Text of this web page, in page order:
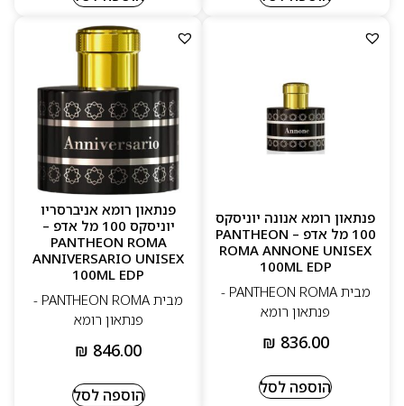
פנתאון רומא אנונה יוניסקס
100 מל אדפ – PANTHEON
ROMA ANNONE UNISEX
100ML EDP
מבית PANTHEON ROMA -
פנתאון רומא
₪ 836.00
הוספה לסל
פנתאון רומא אניברסריו
יוניסקס 100 מל אדפ –
PANTHEON ROMA
ANNIVERSARIO UNISEX
100ML EDP
מבית PANTHEON ROMA -
פנתאון רומא
₪ 846.00
הוספה לסל